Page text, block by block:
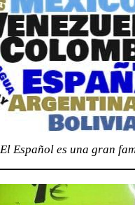
El Español es una gran